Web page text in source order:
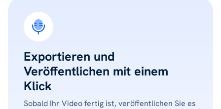
Exportieren und
Veröffentlichen mit einem
Klick
Sobald Ihr Video fertig ist, veröffentlichen Sie es